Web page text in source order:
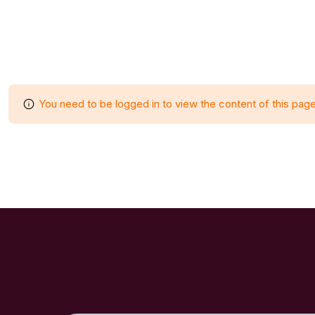
You need to be logged in to view the content of this